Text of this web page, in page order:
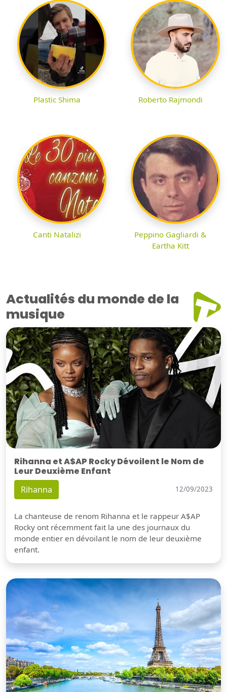
Plastic Shima Roberto Rajmondi
Canti Natalizi
Peppino Gagliardi &
Eartha Kitt
Actualités du monde de la
musique
Rihanna et A$AP Rocky Dévoilent le Nom de
Leur Deuxième Enfant
Rihanna 12/09/2023
La chanteuse de renom Rihanna et le rappeur A$AP
Rocky ont récemment fait la une des journaux du
monde entier en dévoilant le nom de leur deuxième
enfant.